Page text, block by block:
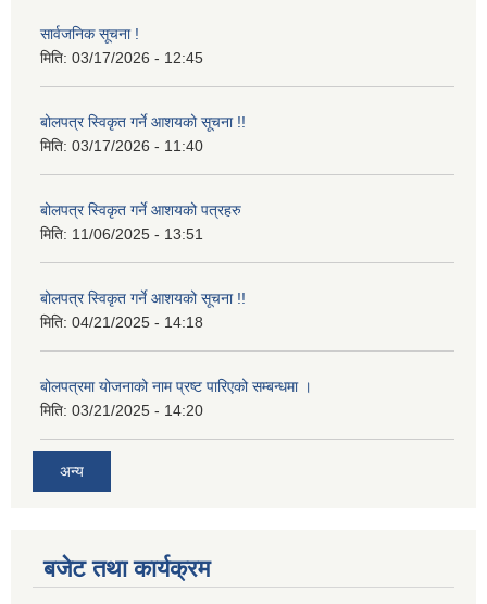
सार्वजनिक सूचना !
मिति: 03/17/2026 - 12:45
बोलपत्र स्विकृत गर्ने आशयको सूचना !!
मिति: 03/17/2026 - 11:40
बोलपत्र स्विकृत गर्ने आशयको पत्रहरु
मिति: 11/06/2025 - 13:51
बोलपत्र स्विकृत गर्ने आशयको सूचना !!
मिति: 04/21/2025 - 14:18
बोलपत्रमा योजनाको नाम प्रष्ट पारिएको सम्बन्धमा ।
मिति: 03/21/2025 - 14:20
अन्य
बजेट तथा कार्यक्रम